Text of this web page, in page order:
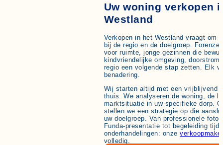
Uw woning verkopen
Westland
Verkopen in het Westland vraagt om
bij de regio en de doelgroep.
voor ruimte, jonge gezinnen die
kindvriendelijke omgeving,
regio een volgende stap zetten. Elk
benadering.
Wij starten altijd met een vrijblijvend
thuis. We analyseren de woning, de
marktsituatie in uw specifieke dorp.
stellen we een strategie op die
uw doelgroep. Van professionele
Funda-presentatie tot begeleiding
onderhandelingen: onze
volledig.